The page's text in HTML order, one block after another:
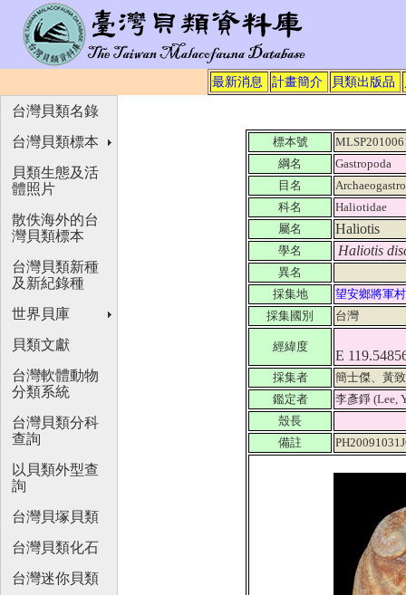
最新消息 計畫簡介 貝類出版品
標本號
綱名
Gastropoda
目名
科名
Haliotidae
屬名
Haliotis
學名 Haliotis
異名
採集地
望安鄉將軍
採集國別
台灣
經緯度
E
採集者
簡士傑、黃
鑑定者
李彥錚 (Lee,
殼長
備註
台灣貝類名錄
台灣貝類標本
貝類生態及活
體照片
散佚海外的台
灣貝類標本
台灣貝類新種
及新紀錄種
世界貝庫
貝類文獻
台灣軟體動物
分類系統
台灣貝類分科
查詢
以貝類外型查
詢
台灣貝塚貝類
台灣貝類化石
台灣迷你貝類